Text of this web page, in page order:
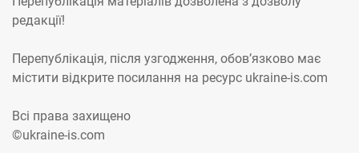
редакції!
Перепублікація, після узгодження, обов’язково має
містити відкрите посилання на ресурс ukraine-is.com
Всі права захищено
©ukraine-is.com